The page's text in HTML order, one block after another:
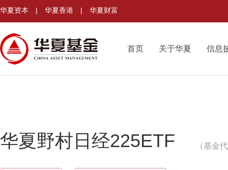
华夏资本 | 华夏香港 | 华夏财富
首页 关于华夏 信息
华夏野村日经225ETF （基金